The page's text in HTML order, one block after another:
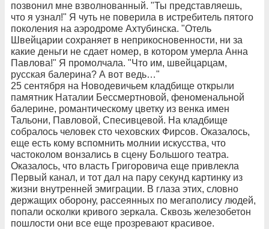
позвонил мне взволнованный. "Ты представляешь,
что я узнал!" Я чуть не поверила в истребитель пятого
поколения на аэродроме Ахтубинска. "Отель
Швейцарии сохраняет в неприкосновенности, ни за
какие деньги не сдает номер, в котором умерла Анна
Павлова!" Я промолчала. "Что им, швейцарцам,
русская балерина? А вот ведь…"
25 сентября на Новодевичьем кладбище открыли
памятник Наталии Бессмертновой, феноменальной
балерине, романтическому цветку из венка имен
Тальони, Павловой, Спесивцевой. На кладбище
собралось человек сто чеховских Фирсов. Оказалось,
еще есть кому вспомнить молнии искусства, что
частоколом вонзались в сцену Большого театра.
Оказалось, что власть Григоровича еще привлекла
Первый канал, и тот дал на пару секунд картинку из
жизни внутренней эмиграции. В глаза этих, словно
держащих оборону, рассеянных по мегаполису людей,
попали осколки кривого зеркала. Сквозь железобетон
пошлости они все еще прозревают красивое.